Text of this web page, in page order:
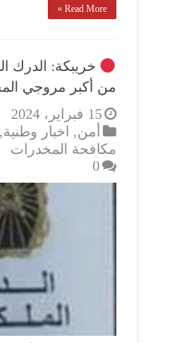
Read More »
خريبكة: الدرك
من أكبر مروجي
15 فبراير، 2024
أمن, اخبار وطنية,
مكافحة المخدرات
0